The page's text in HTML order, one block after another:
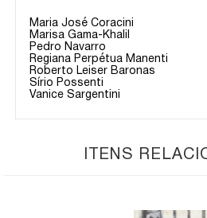
Maria José Coracini
Marisa Gama-Khalil
Pedro Navarro
Regiana Perpétua Manenti
Roberto Leiser Baronas
Sírio Possenti
Vanice Sargentini
ITENS